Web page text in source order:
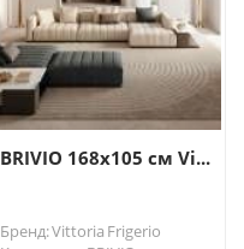
BRIVIO 168х105 см Vi...
Бренд: Vittoria Frigerio